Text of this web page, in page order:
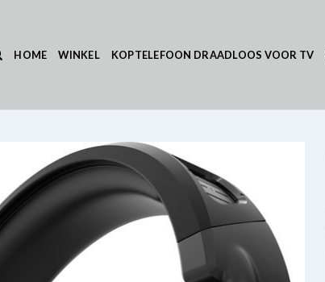
HOME WINKEL KOPTELEFOON DRAADLOOS VOOR TV